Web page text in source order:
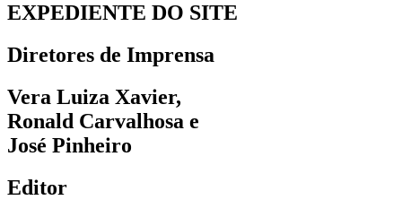
EXPEDIENTE DO SITE
Diretores de Imprensa
Vera Luiza Xavier,
Ronald Carvalhosa e
José Pinheiro
Editor